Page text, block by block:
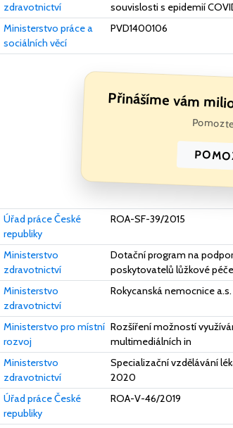
zdravotnictví
souvislosti s epidemií
Ministerstvo práce a
sociálních věcí
PVD1400106
Přinášíme vám
Úřad práce České
republiky
ROA-SF-39/2015
Ministerstvo
zdravotnictví
Dotační program na
poskytovatelů lůžkové
Ministerstvo
zdravotnictví
Rokycanská nemocnice
Ministerstvo pro místní
rozvoj
Rozšíření možností
multimediálních in
Ministerstvo
zdravotnictví
Specializační vzdělávání
2020
Úřad práce České
republiky
ROA-V-46/2019